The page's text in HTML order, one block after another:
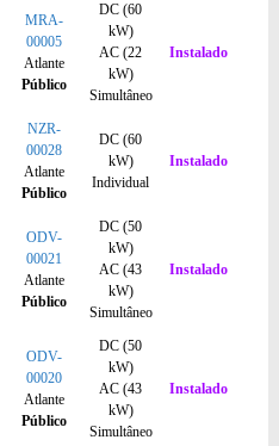
MRA-
00005
Atlante
Público
DC (60
kW)
AC (22
kW)
Simultâneo
Instalado
NZR-
00028
Atlante
Público
DC (60
kW)
Individual
Instalado
ODV-
00021
Atlante
Público
DC (50
kW)
AC (43
kW)
Simultâneo
Instalado
ODV-
00020
Atlante
Público
DC (50
kW)
AC (43
kW)
Simultâneo
Instalado